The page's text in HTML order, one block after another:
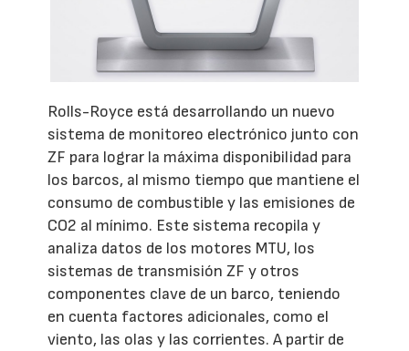
Rolls-Royce está desarrollando un nuevo
sistema de monitoreo electrónico junto con
ZF para lograr la máxima disponibilidad para
los barcos, al mismo tiempo que mantiene el
consumo de combustible y las emisiones de
CO2 al mínimo. Este sistema recopila y
analiza datos de los motores MTU, los
sistemas de transmisión ZF y otros
componentes clave de un barco, teniendo
en cuenta factores adicionales, como el
viento, las olas y las corrientes. A partir de